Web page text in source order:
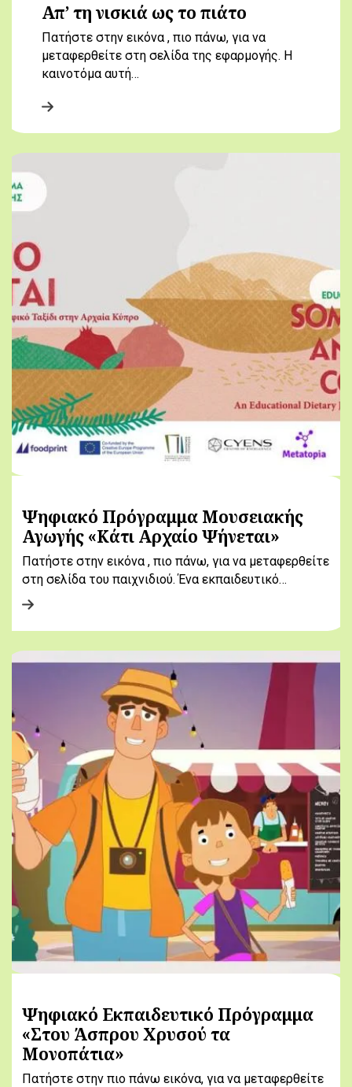
Απ’ τη νισκιά ως το πιάτο
Πατήστε στην εικόνα , πιο πάνω, για να
μεταφερθείτε στη σελίδα της εφαρμογής. Η
καινοτόμα αυτή…
Ψηφιακό Πρόγραμμα Μουσειακής
Αγωγής «Κάτι Αρχαίο Ψήνεται»
Πατήστε στην εικόνα , πιο πάνω, για να μεταφερθείτε
στη σελίδα του παιχνιδιού. Ένα εκπαιδευτικό…
Ψηφιακό Εκπαιδευτικό Πρόγραμμα
«Στου Άσπρου Χρυσού τα
Μονοπάτια»
Πατήστε στην πιο πάνω εικόνα, για να μεταφερθείτε